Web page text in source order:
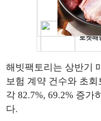
해빗팩토리는 상반기
보험 계약 건수와 초
각 82.7%, 69.2% 증가
다.